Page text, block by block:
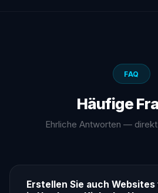
FAQ
Häufige
Ehrliche Antworten —
Erstellen Sie auch